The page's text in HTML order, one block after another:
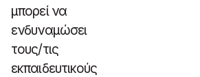
μπορεί να
ενδυναμώσει
τους/τις
εκπαιδευτικούς